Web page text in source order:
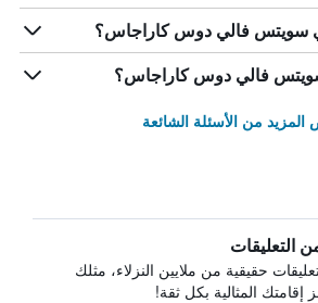
سويتس فالي دوس كاراجاس؟
فالي دوس كاراجاس؟
من الأسئلة الشائعة
التعليقات
حقيقية من ملايين النزلاء، مثلك
إقامتك المثالية بكل ثقة!